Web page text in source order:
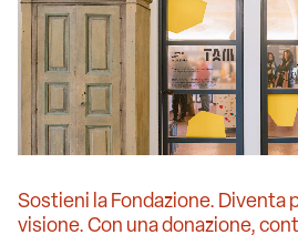
Sostieni la Fondazione. Diventa
visione. Con una donazione,